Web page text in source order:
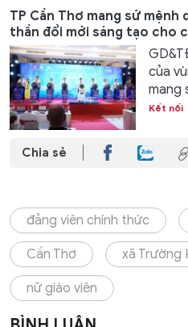
TP Cần Thơ mang sứ
thần đổi mới sáng tạo cho
của
mang
Kết nối
Chia sẻ
đảng viên chính thức
Cần Thơ xã Trường
nữ giáo viên